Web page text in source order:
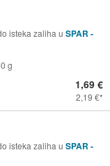
isteka zaliha u SPAR -
g
1,69 €
2,19 €
isteka zaliha u SPAR -